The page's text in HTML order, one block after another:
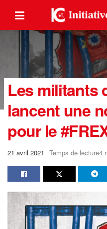
Les militants
lancent une
pour le
21 avril 2021 Temps de lecture4